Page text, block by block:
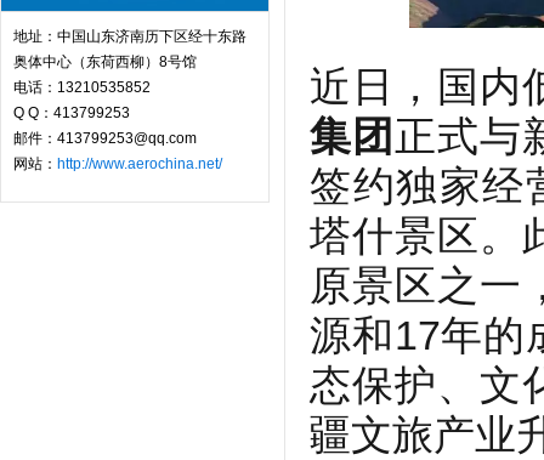
地址：中国山东济南历下区经十东路
奥体中心（东荷西柳）8号馆
电话：13210535852
Q Q：413799253
邮件：413799253@qq.com
网站： http://www.aerochina.net/
近日，国内
集团 正式与
签约独家经
塔什景区。
原景区之一
源和17年的
态保护、文
疆文旅产业